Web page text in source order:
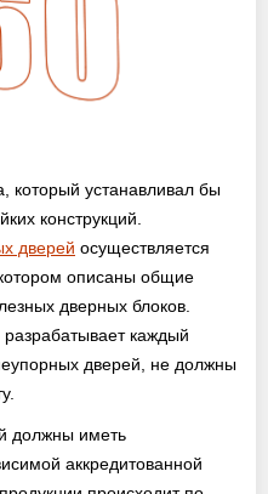
который устанавливал бы
конструкций.
дверей осуществляется
описаны общие
дверных блоков.
каждый
дверей, не должны
должны иметь
аккредитованной